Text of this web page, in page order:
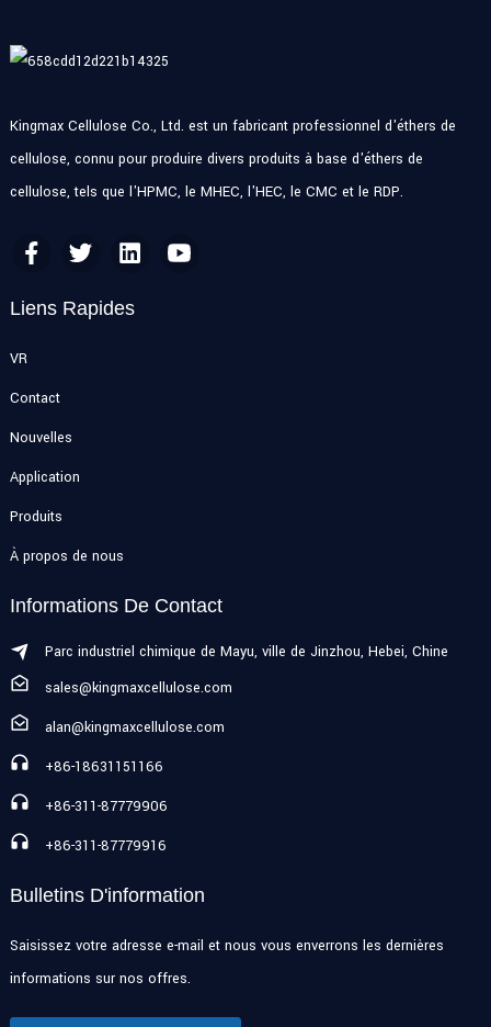
Kingmax Cellulose Co., Ltd. est un fabricant professionnel d'éthers de
cellulose, connu pour produire divers produits à base d'éthers de
cellulose, tels que l'HPMC, le MHEC, l'HEC, le CMC et le RDP.
Liens Rapides
VR
Contact
Nouvelles
Application
Produits
À propos de nous
Informations De Contact
Parc industriel chimique de Mayu, ville de Jinzhou, Hebei, Chine
sales@kingmaxcellulose.com
alan@kingmaxcellulose.com
+86-18631151166
+86-311-87779906
+86-311-87779916
Bulletins D'information
Saisissez votre adresse e-mail et nous vous enverrons les dernières
informations sur nos offres.